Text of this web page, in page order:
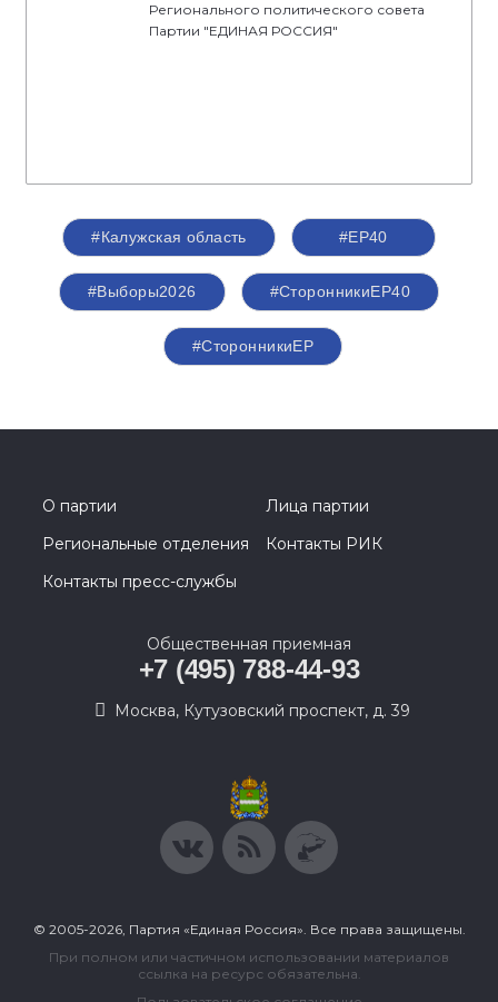
Регионального политического совета
Партии "ЕДИНАЯ РОССИЯ"
#Калужская область #ЕР40
#Выборы2026 #СторонникиЕР40
#СторонникиЕР
О партии
Лица партии
Региональные отделения
Контакты РИК
Контакты пресс-службы
Общественная приемная
+7 (495) 788-44-93
Москва, Кутузовский проспект, д. 39
© 2005-2026, Партия «Единая Россия». Все права защищены.
При полном или частичном использовании материалов
ссылка на ресурс обязательна.